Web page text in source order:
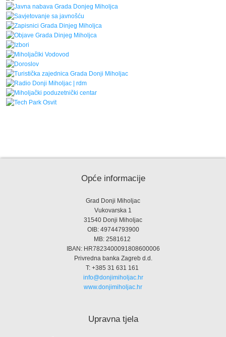
Opće informacije
Grad Donji Miholjac
Vukovarska 1
31540 Donji Miholjac
OIB: 49744793900
MB: 2581612
IBAN: HR7823400091808600006
Privredna banka Zagreb d.d.
T: +385 31 631 161
info@donjimiholjac.hr
www.donjimiholjac.hr
Upravna tjela